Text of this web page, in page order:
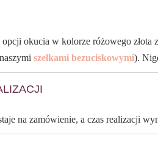
okucia w kolorze różowego złota
szelkami bezuciskowymi).
na zamówienie, a czas realizacji